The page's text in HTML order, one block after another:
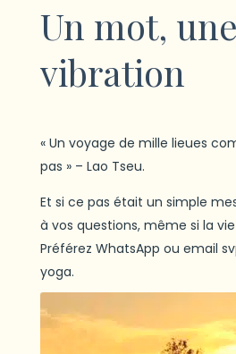
Un mot, une
vibration
« Un voyage de mille lieues
pas » – Lao Tseu.
Et si ce pas était un simple
à vos questions, même si la
Préférez WhatsApp ou email
yoga.